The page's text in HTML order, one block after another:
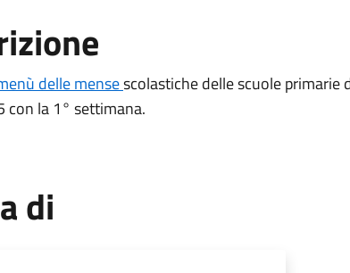
delle mensescolastiche delle scuole primarie
la 1° settimana.
di